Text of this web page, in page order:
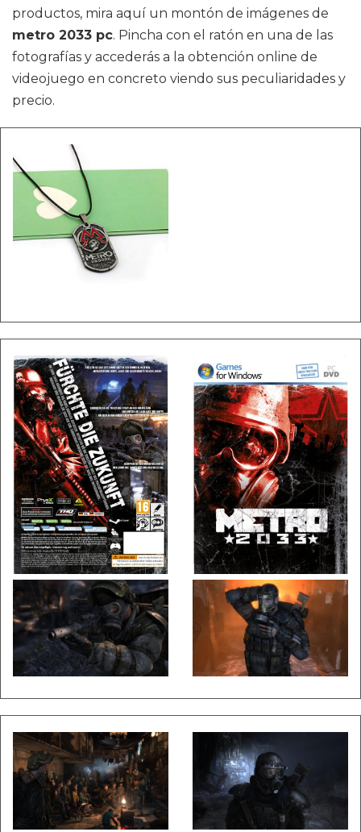
productos, mira aquí un montón de imágenes de
metro 2033 pc. Pincha con el ratón en una de las
fotografías y accederás a la obtención online de
videojuego en concreto viendo sus peculiaridades y
precio.